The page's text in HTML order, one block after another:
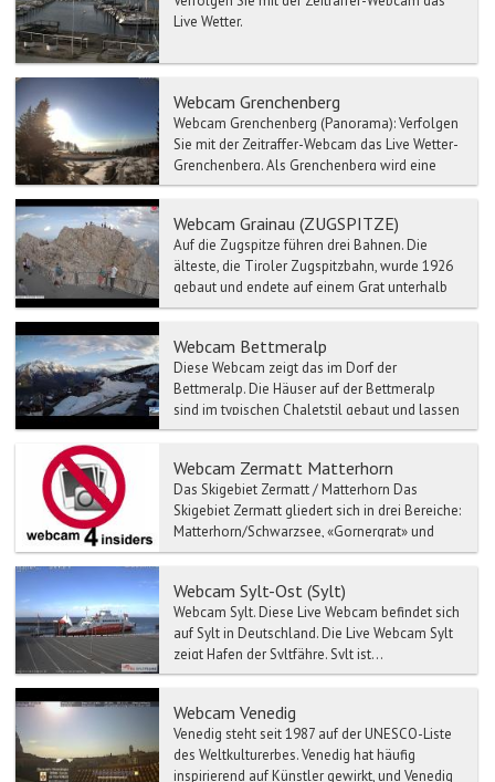
Live Wetter.
Webcam Grenchenberg
Webcam Grenchenberg (Panorama): Verfolgen
Sie mit der Zeitraffer-Webcam das Live Wetter-
Grenchenberg. Als Grenchenberg wird eine
Hoch...
Webcam Grainau (ZUGSPITZE)
Auf die Zugspitze führen drei Bahnen. Die
älteste, die Tiroler Zugspitzbahn, wurde 1926
gebaut und endete auf einem Grat unterhalb
des Gipfels, bev...
Webcam Bettmeralp
Diese Webcam zeigt das im Dorf der
Bettmeralp. Die Häuser auf der Bettmeralp
sind im typischen Chaletstil gebaut und lassen
so das Do...
Webcam Zermatt Matterhorn
Das Skigebiet Zermatt / Matterhorn Das
Skigebiet Zermatt gliedert sich in drei Bereiche:
Matterhorn/Schwarzsee, «Gornergrat» und
Sunegga Rothorn. ...
Webcam Sylt-Ost (Sylt)
Webcam Sylt. Diese Live Webcam befindet sich
auf Sylt in Deutschland. Die Live Webcam Sylt
zeigt Hafen der Syltfähre. Sylt ist...
Webcam Venedig
Venedig steht seit 1987 auf der UNESCO-Liste
des Weltkulturerbes. Venedig hat häufig
inspirierend auf Künstler gewirkt, und Venedig